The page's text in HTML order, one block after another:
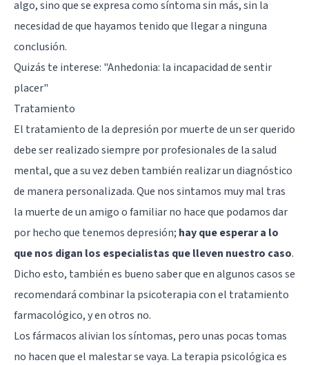
algo, sino que se expresa como síntoma sin más, sin la
necesidad de que hayamos tenido que llegar a ninguna
conclusión.
Quizás te interese: "Anhedonia: la incapacidad de sentir
placer"
Tratamiento
El tratamiento de la depresión por muerte de un ser querido
debe ser realizado siempre por profesionales de la salud
mental, que a su vez deben también realizar un diagnóstico
de manera personalizada. Que nos sintamos muy mal tras
la muerte de un amigo o familiar no hace que podamos dar
por hecho que tenemos depresión; hay que esperar a lo
que nos digan los especialistas que lleven nuestro caso.
Dicho esto, también es bueno saber que en algunos casos se
recomendará combinar la psicoterapia con el tratamiento
farmacológico, y en otros no.
Los fármacos alivian los síntomas, pero unas pocas tomas
no hacen que el malestar se vaya. La terapia psicológica es